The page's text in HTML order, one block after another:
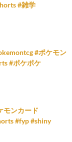
#雑学
#ポケモン
#ポケポケ
モンカード
#fyp #shiny